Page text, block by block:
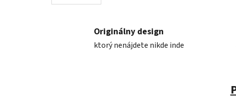
Originálny design
ktorý nenájdete nikde inde